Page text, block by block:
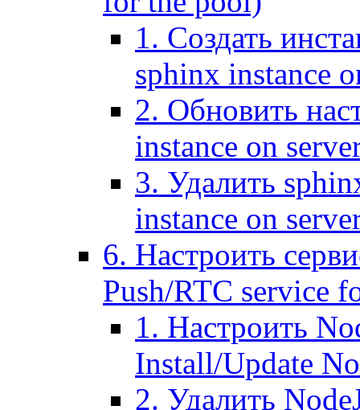
1. Создать
sphinx instance
2. Обновить
instance on
3. Удалить
instance on
6. Настроить
Push/RTC service
1. Настроить
Install/Update
2. Удалить